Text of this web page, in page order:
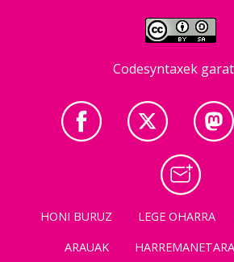
Codesyntaxek
HONI BURUZ LEGE OHARRA
ARAUAK